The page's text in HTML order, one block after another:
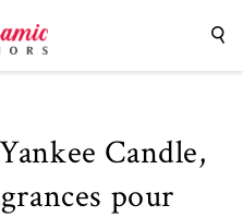
votre intérieur
Candle,
pour